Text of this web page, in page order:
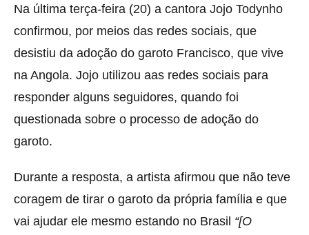
Na última terça-feira (20) a cantora Jojo Todynho
confirmou, por meios das redes sociais, que
desistiu da adoção do garoto Francisco, que vive
na Angola. Jojo utilizou aas redes sociais para
responder alguns seguidores, quando foi
questionada sobre o processo de adoção do
garoto.
Durante a resposta, a artista afirmou que não teve
coragem de tirar o garoto da própria família e que
vai ajudar ele mesmo estando no Brasil “[O